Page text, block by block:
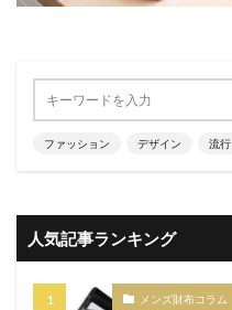
ファッション デザイン 流行
人気記事ランキング
メンズ財布コラム